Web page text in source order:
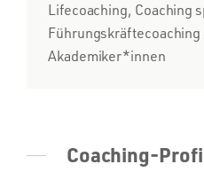
Lifecoaching, Coaching
Führungskräftecoaching
Akademiker*innen
Coaching-